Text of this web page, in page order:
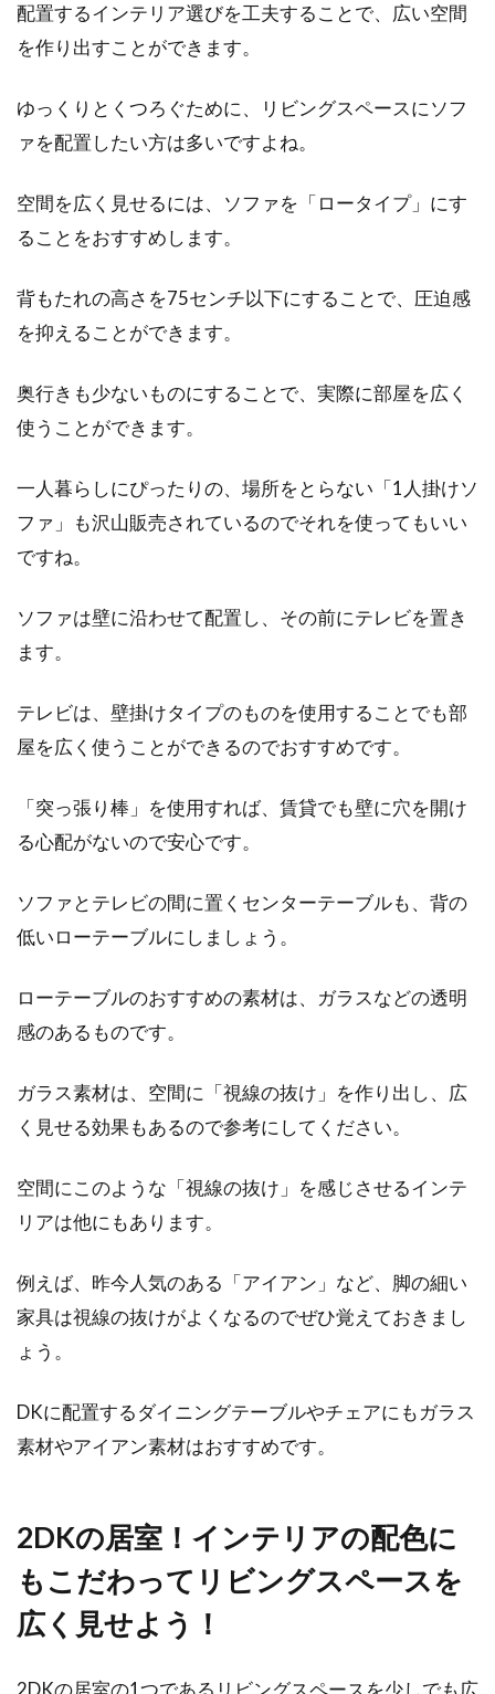
マンションなどは機密性が高いため、あまり気
どから隙間風が...
1LDKでレイアウトに困りやすい？
10畳の部屋を広く見せる！
1LDKの部屋でも10畳のLDKは少々レイアウトが
に...
にはどうしたらいいの？
実な剥がし方
られています。目隠し、遮光、防犯、デザイン
など、そ...
配置するインテリア選びを工夫することで、広い空間
を作り出すことができます。
ゆっくりとくつろぐために、リビングスペースにソフ
ァを配置したい方は多いですよね。
空間を広く見せるには、ソファを「ロータイプ」にす
ることをおすすめします。
背もたれの高さを75センチ以下にすることで、圧迫感
を抑えることができます。
奥行きも少ないものにすることで、実際に部屋を広く
使うことができます。
一人暮らしにぴったりの、場所をとらない「1人掛けソ
ファ」も沢山販売されているのでそれを使ってもいい
ですね。
ソファは壁に沿わせて配置し、その前にテレビを置き
ます。
テレビは、壁掛けタイプのものを使用することでも部
屋を広く使うことができるのでおすすめです。
「突っ張り棒」を使用すれば、賃貸でも壁に穴を開け
る心配がないので安心です。
ソファとテレビの間に置くセンターテーブルも、背の
低いローテーブルにしましょう。
ローテーブルのおすすめの素材は、ガラスなどの透明
感のあるものです。
ガラス素材は、空間に「視線の抜け」を作り出し、広
く見せる効果もあるので参考にしてください。
空間にこのような「視線の抜け」を感じさせるインテ
リアは他にもあります。
例えば、昨今人気のある「アイアン」など、脚の細い
家具は視線の抜けがよくなるのでぜひ覚えておきまし
ょう。
DKに配置するダイニングテーブルやチェアにもガラス
素材やアイアン素材はおすすめです。
2DKの居室！インテリアの配色に
もこだわってリビングスペースを
広く見せよう！
2DKの居室の1つであるリビングスペースを少しでも広